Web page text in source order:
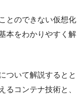
とのできない仮想化
本をわかりやすく解
ついて解説するとと
るコンテナ技術と、